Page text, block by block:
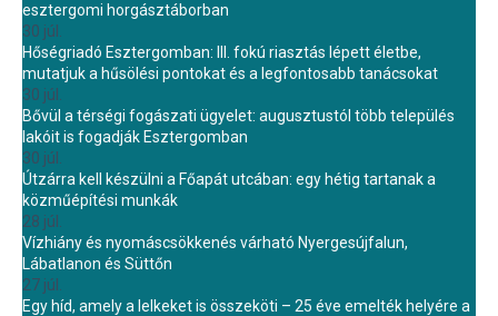
esztergomi horgásztáborban
30 júl.
Hőségriadó Esztergomban: III. fokú riasztás lépett életbe,
mutatjuk a hűsölési pontokat és a legfontosabb tanácsokat
30 júl.
Bővül a térségi fogászati ügyelet: augusztustól több település
lakóit is fogadják Esztergomban
30 júl.
Útzárra kell készülni a Főapát utcában: egy hétig tartanak a
közműépítési munkák
28 júl.
Vízhiány és nyomáscsökkenés várható Nyergesújfalun,
Lábatlanon és Süttőn
27 júl.
Egy híd, amely a lelkeket is összeköti – 25 éve emelték helyére a